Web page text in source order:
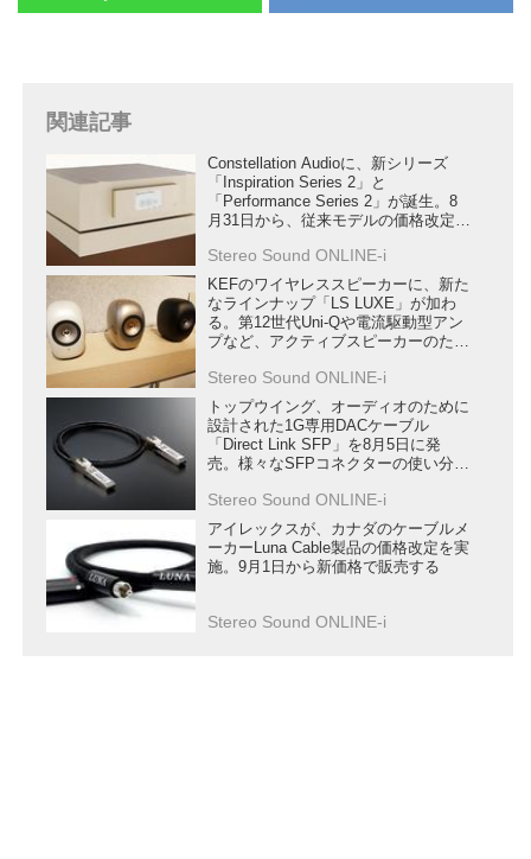
関連記事
Constellation Audioに、新シリーズ
「Inspiration Series 2」と
「Performance Series 2」が誕生。8
月31日から、従来モデルの価格改定も
Stereo Sound ONLINE-i
KEFのワイヤレススピーカーに、新た
なラインナップ「LS LUXE」が加わ
る。第12世代Uni-Qや電流駆動型アン
プなど、アクティブスピーカーのため
Stereo Sound ONLINE-i
トップウイング、オーディオのために
設計された1G専用DACケーブル
「Direct Link SFP」を8月5日に発
売。様々なSFPコネクターの使い分け
Stereo Sound ONLINE-i
アイレックスが、カナダのケーブルメ
ーカーLuna Cable製品の価格改定を実
施。9月1日から新価格で販売する
Stereo Sound ONLINE-i